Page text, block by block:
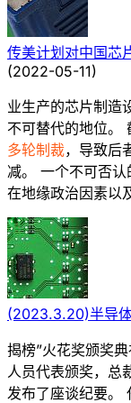
传美计划对中国芯
(2022-05-11)
业生产的芯片制造
不可替代的地位。
多轮制裁，导致后
减。 一个不可否认
在地缘政治因素以
(2023.3.20)半导
揭榜”火花奖颁奖
人员代表颁奖，总
发布了座谈纪要。